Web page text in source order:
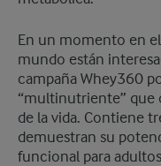
En un momento en
mundo están
campaña Whey360
“multinutriente” que
de la vida. Contiene
demuestran su
funcional para